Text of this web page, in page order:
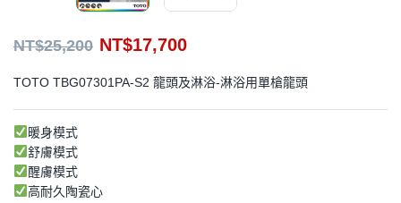
NT$25,200 NT$17,700
TOTO TBG07301PA-S2 龍頭及淋浴-淋浴用單槍龍頭
暖身模式
舒膚模式
醒膚模式
高耐久陶瓷心